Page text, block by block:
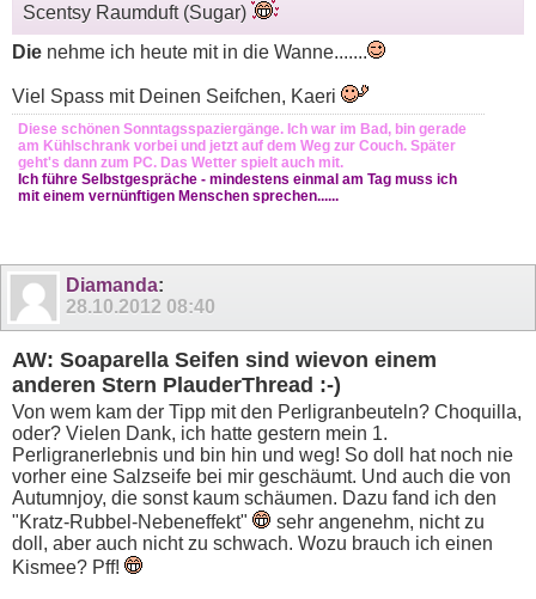
Scentsy Raumduft (Sugar)
Die nehme ich heute mit in die Wanne.......
Viel Spass mit Deinen Seifchen, Kaeri
Diese schönen Sonntagsspaziergänge. Ich war im Bad, bin gerade
am Kühlschrank vorbei und jetzt auf dem Weg zur Couch. Später
geht's dann zum PC. Das Wetter spielt auch mit.
Ich führe Selbstgespräche - mindestens einmal am Tag muss ich
mit einem vernünftigen Menschen sprechen......
Diamanda:
28.10.2012 08:40
AW: Soaparella Seifen sind wievon einem
anderen Stern PlauderThread :-)
Von wem kam der Tipp mit den Perligranbeuteln? Choquilla,
oder? Vielen Dank, ich hatte gestern mein 1.
Perligranerlebnis und bin hin und weg! So doll hat noch nie
vorher eine Salzseife bei mir geschäumt. Und auch die von
Autumnjoy, die sonst kaum schäumen. Dazu fand ich den
"Kratz-Rubbel-Nebeneffekt"
sehr angenehm, nicht zu
doll, aber auch nicht zu schwach. Wozu brauch ich einen
Kismee? Pff!